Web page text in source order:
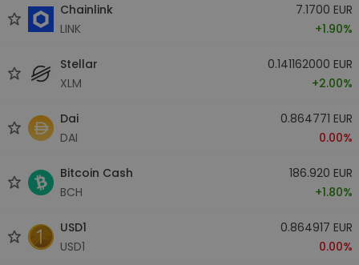
Chainlink
LINK
7.1700 EUR
+1.90%
Stellar
XLM
0.141162000 EUR
+2.00%
Dai
DAI
0.864771 EUR
0.00%
Bitcoin Cash
BCH
186.920 EUR
+1.80%
USD1
USD1
0.864917 EUR
0.00%